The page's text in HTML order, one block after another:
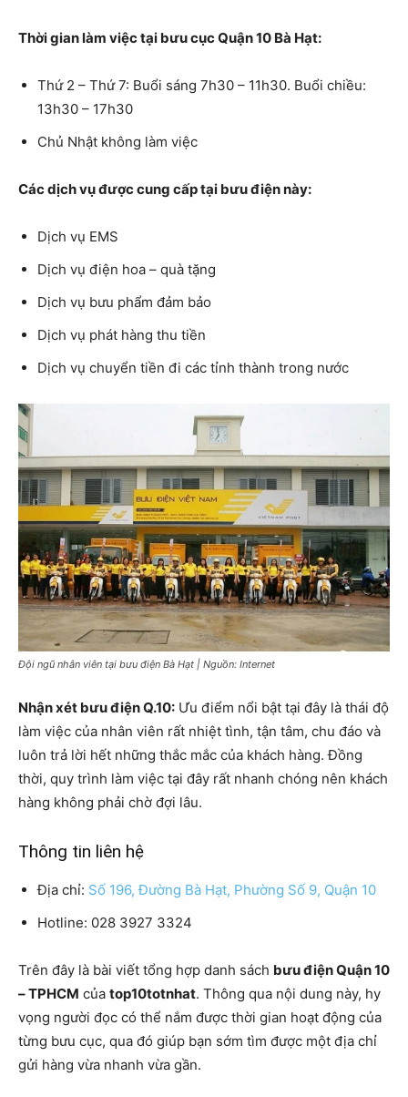
Thời gian làm việc tại bưu cục Quận 10 Bà Hạt:
Thứ 2 – Thứ 7: Buổi sáng 7h30 – 11h30. Buổi chiều:
13h30 – 17h30
Chủ Nhật không làm việc
Các dịch vụ được cung cấp tại bưu điện này:
Dịch vụ EMS
Dịch vụ điện hoa – quà tặng
Dịch vụ bưu phẩm đảm bảo
Dịch vụ phát hàng thu tiền
Dịch vụ chuyển tiền đi các tỉnh thành trong nước
Đội ngũ nhân viên tại bưu điện Bà Hạt | Nguồn: Internet
Nhận xét bưu điện Q.10: Ưu điểm nổi bật tại đây là thái độ
làm việc của nhân viên rất nhiệt tình, tận tâm, chu đáo và
luôn trả lời hết những thắc mắc của khách hàng. Đồng
thời, quy trình làm việc tại đây rất nhanh chóng nên khách
hàng không phải chờ đợi lâu.
Thông tin liên hệ
Địa chỉ: Số 196, Đường Bà Hạt, Phường Số 9, Quận 10
Hotline: 028 3927 3324
Trên đây là bài viết tổng hợp danh sách bưu điện Quận 10
– TPHCM của top10totnhat. Thông qua nội dung này, hy
vọng người đọc có thể nắm được thời gian hoạt động của
từng bưu cục, qua đó giúp bạn sớm tìm được một địa chỉ
gửi hàng vừa nhanh vừa gần.